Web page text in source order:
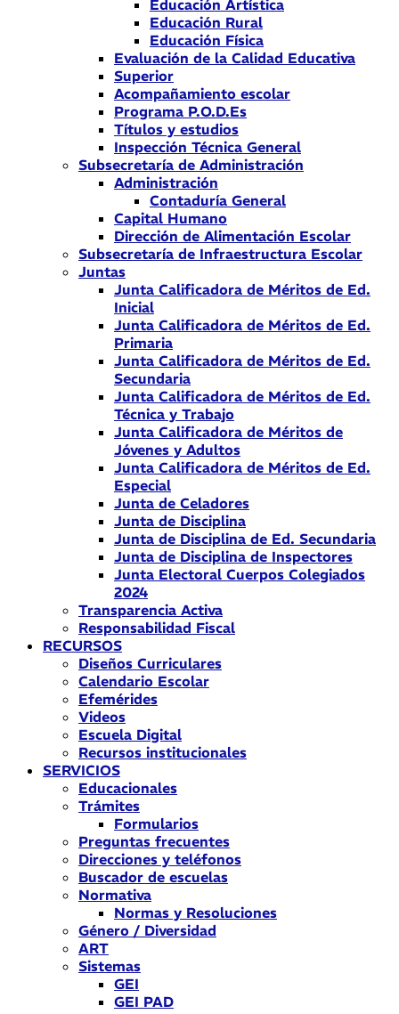
Educación Artística
Educación Rural
Educación Física
Evaluación de la Calidad Educativa
Superior
Acompañamiento escolar
Programa P.O.D.Es
Títulos y estudios
Inspección Técnica General
Subsecretaría de Administración
Administración
Contaduría General
Capital Humano
Dirección de Alimentación Escolar
Subsecretaría de Infraestructura Escolar
Juntas
Junta Calificadora de Méritos de Ed.
Inicial
Junta Calificadora de Méritos de Ed.
Primaria
Junta Calificadora de Méritos de Ed.
Secundaria
Junta Calificadora de Méritos de Ed.
Técnica y Trabajo
Junta Calificadora de Méritos de
Jóvenes y Adultos
Junta Calificadora de Méritos de Ed.
Especial
Junta de Celadores
Junta de Disciplina
Junta de Disciplina de Ed. Secundaria
Junta de Disciplina de Inspectores
Junta Electoral Cuerpos Colegiados
2024
Transparencia Activa
Responsabilidad Fiscal
RECURSOS
Diseños Curriculares
Calendario Escolar
Efemérides
Videos
Escuela Digital
Recursos institucionales
SERVICIOS
Educacionales
Trámites
Formularios
Preguntas frecuentes
Direcciones y teléfonos
Buscador de escuelas
Normativa
Normas y Resoluciones
Género / Diversidad
ART
Sistemas
GEI
GEI PAD